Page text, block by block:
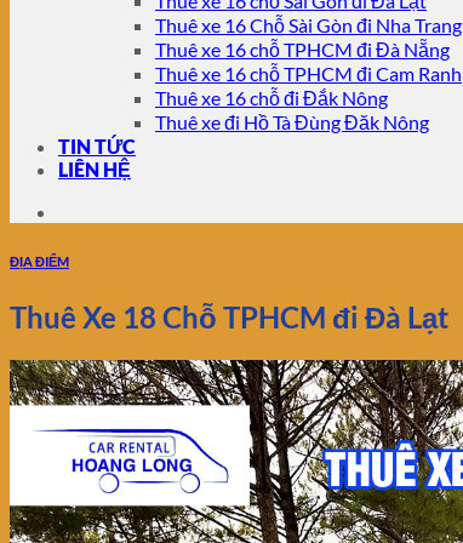
Thuê xe 16 Chỗ Sài Gòn đi Nha Trang
Thuê xe 16 chỗ TPHCM đi Đà Nẵng
Thuê xe 16 chỗ TPHCM đi Cam Ranh
Thuê xe 16 chỗ đi Đắk Nông
Thuê xe đi Hồ Tà Đùng Đăk Nông
TIN TỨC
LIÊN HỆ
ĐỊA ĐIỂM
Thuê Xe 18 Chỗ TPHCM đi Đà Lạt